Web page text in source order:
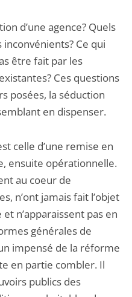
d’une agence? Quels
Ce qui
être fait par les
Ces questions
posées, la séduction
en dispenser.
celle d’une remise en
ensuite opérationnelle.
au coeur de
n’ont jamais fait l’objet
n’apparaissent pas en
générales de
impensé de la réforme
en partie combler. Il
publics des